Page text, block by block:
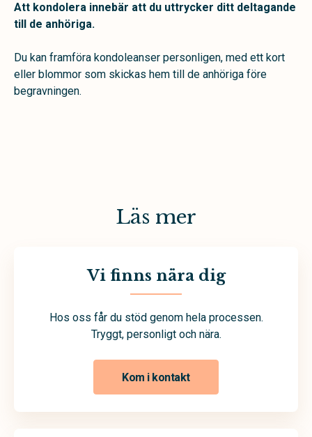
Att kondolera innebär att du uttrycker ditt deltagande
till de anhöriga.
Du kan framföra kondoleanser personligen, med ett kort
eller blommor som skickas hem till de anhöriga före
begravningen.
Läs mer
Vi finns nära dig
Hos oss får du stöd genom hela processen.
Tryggt, personligt och nära.
Kom i kontakt